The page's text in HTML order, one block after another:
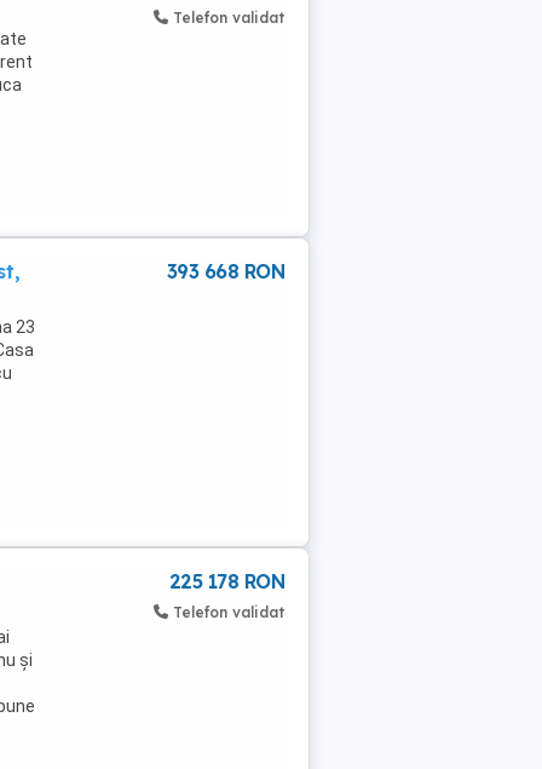
Telefon validat
23
393 668 RON
și
225 178 RON
Telefon validat